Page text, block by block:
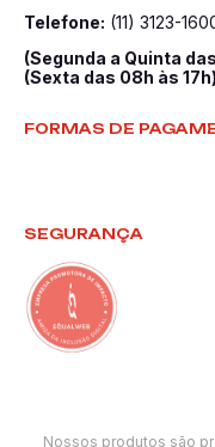
Telefone: (11) 3123-
(Segunda a Quinta
(Sexta das 08h às 17h)
FORMAS DE
SEGURANÇA
Nossos produtos são